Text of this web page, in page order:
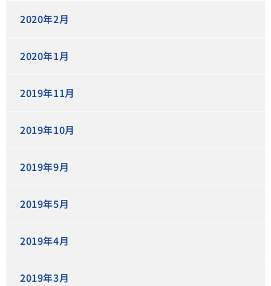
2020年2月
2020年1月
2019年11月
2019年10月
2019年9月
2019年5月
2019年4月
2019年3月